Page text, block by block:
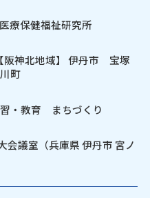
療保健福祉研究所
【阪神北地域】
伊丹市 宝塚
町
・教育 まちづくり
議室（兵庫県 伊丹市 宮ノ